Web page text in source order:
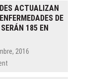
qué
saltarse
ACTUALIZAN
DE
185 EN
2016